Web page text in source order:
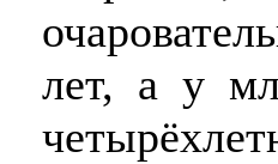
лет, а у